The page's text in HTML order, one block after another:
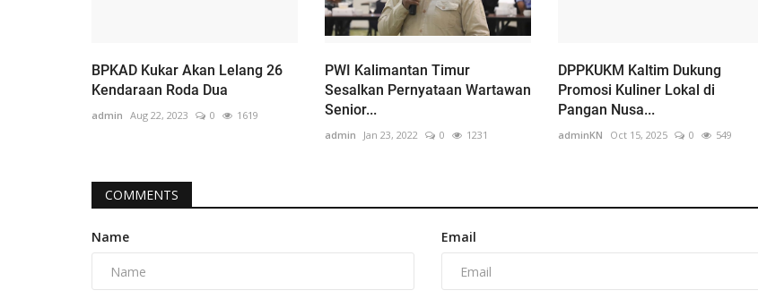
BPKAD Kukar Akan Lelang 26
Kendaraan Roda Dua
admin Aug 22, 2023 0 1619
PWI Kalimantan Timur
Sesalkan Pernyataan Wartawan
Senior...
admin Jan 23, 2022 0 1231
DPPKUKM Kaltim Dukung
Promosi Kuliner Lokal di
Pangan Nusa...
adminKN Oct 15, 2025 0 549
COMMENTS
Name Email